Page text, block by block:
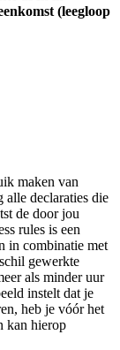
(leegloop
maken van
alle declaraties die
de door jou
rules is een
in combinatie met
gewerkte
als minder uur
instelt dat je
heb je vóór het
kan hierop